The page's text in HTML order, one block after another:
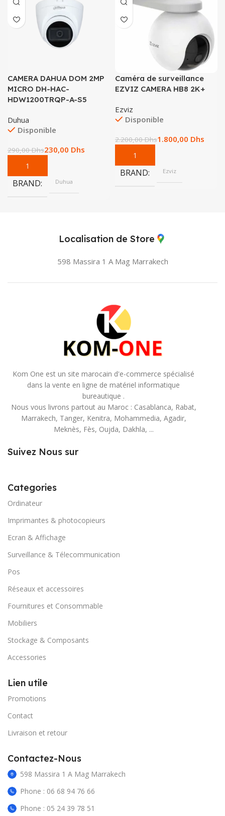
CAMERA DAHUA DOM 2MP
MICRO DH-HAC-
HDW1200TRQP-A-S5
Duhua
Disponible
290,00Dhs230,00 Dhs
BRAND Duhua
Caméra de surveillance
EZVIZ CAMERA HB8 2K+
Ezviz
Disponible
2.200,00Dhs1.800,00 Dhs
BRAND Ezviz
Localisation de Store
598 Massira 1 A Mag Marrakech
Kom One est un site marocain d'e-commerce spécialisé
dans la vente en ligne de matériel informatique
bureautique .
Nous vous livrons partout au Maroc : Casablanca, Rabat,
Marrakech, Tanger, Kenitra, Mohammedia, Agadir,
Meknès, Fès, Oujda, Dakhla, ...
Suivez Nous sur
Categories
Ordinateur
Imprimantes & photocopieurs
Ecran & Affichage
Surveillance & Télecommunication
Pos
Réseaux et accessoires
Fournitures et Consommable
Mobiliers
Stockage & Composants
Accessories
Lien utile
Promotions
Contact
Livraison et retour
Contactez-Nous
598 Massira 1 A Mag Marrakech
Phone : 06 68 94 76 66
Phone : 05 24 39 78 51